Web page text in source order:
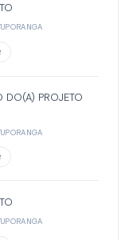
DO(A) PROJETO